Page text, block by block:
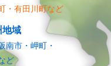
・有田川町など
地域
南市・岬町・
ど